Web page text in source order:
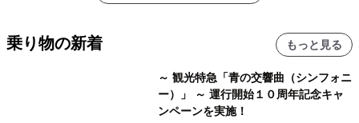
乗り物の新着 もっと見る
～ 観光特急「青の交響曲（シンフォニ
ー）」 ～ 運行開始１０周年記念キャ
ンペーンを実施！